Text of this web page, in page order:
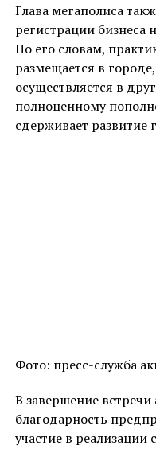
Глава мегаполиса
регистрации бизнеса
По его словам,
размещается в
осуществляется в
полноценному
сдерживает развитие
Фото: пресс-служба
В завершение
благодарность
участие в